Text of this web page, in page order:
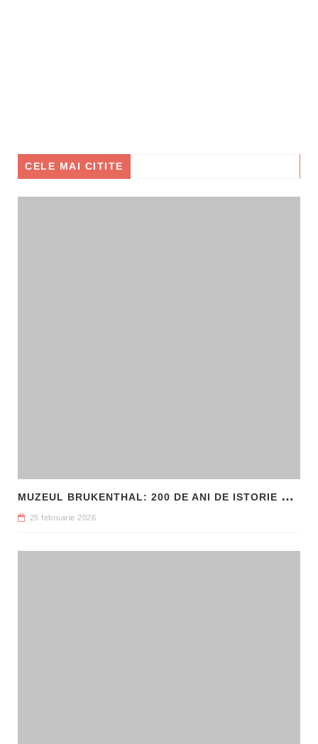
CELE MAI CITITE
M
UZEUL BRUKENTHAL: 200 DE ANI DE ISTORIE ȘI ARTĂ ÎN INIMA SIBIULUI
25 februarie 2026